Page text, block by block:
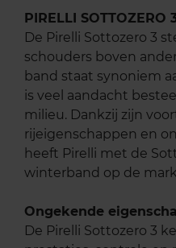
PIRELLI SOTTOZERO
De Pirelli Sottozero 3
schouders boven
band staat synoniem
is veel aandacht
milieu. Dankzij zijn
rijeigenschappen en
heeft Pirelli met de
winterband op de
Ongekende
De Pirelli Sottozero 3